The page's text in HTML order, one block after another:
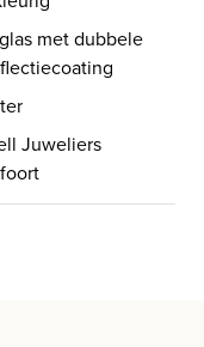
met dubbele
Juweliers